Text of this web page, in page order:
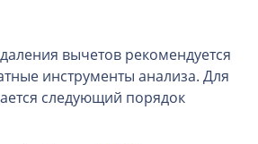
вычетов рекомендуется
инструменты анализа. Для
следующий порядок